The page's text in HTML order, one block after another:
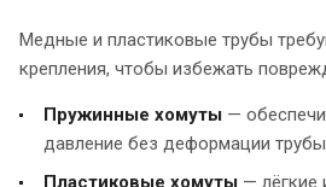
Медные и пластиковые трубы
крепления, чтобы избежать
Пружинные хомуты —
давление без деформации
Пластиковые хомуты — лёгкие